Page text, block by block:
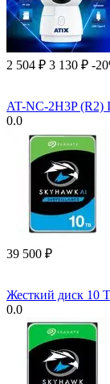
2 504 ₽ 3 130 ₽ -
AT-NC-2H3P (R2)
0.0
39 500 ₽
Жесткий диск 10
0.0